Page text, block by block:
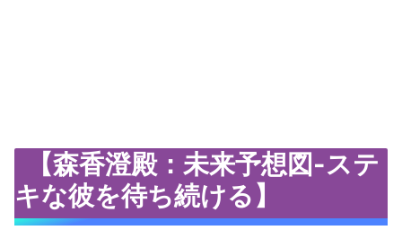
【森香澄殿：未来予想図-ステ
キな彼を待ち続ける】